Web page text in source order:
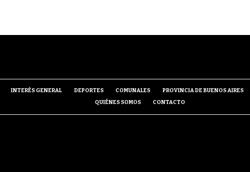
INTERÉS GENERAL DEPORTES COMUNALES
PROVINCIA DE BUENOS AIRES
QUIÉNES SOMOS
CONTACTO